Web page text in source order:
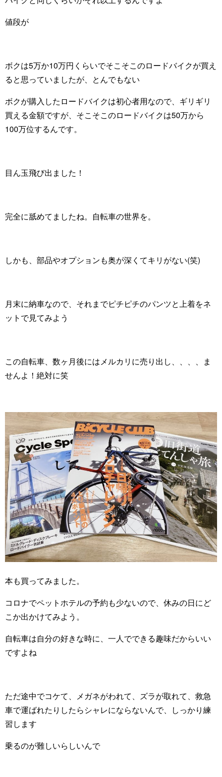
値段が
ボクは5万か10万円くらいでそこそこのロードバイクが買え
ると思っていましたが、とんでもない
ボクが購入したロードバイクは初心者用なので、ギリギリ
買える金額ですが、そこそこのロードバイクは50万から
100万位するんです。
目ん玉飛び出ました！
完全に舐めてましたね。自転車の世界を。
しかも、部品やオプションも奥が深くてキリがない(笑)
月末に納車なので、それまでピチピチのパンツと上着をネ
ットで見てみよう
この自転車、数ヶ月後にはメルカリに売り出し、、、、ま
せんよ！絶対に笑
本も買ってみました。
コロナでペットホテルの予約も少ないので、休みの日にど
こか出かけてみよう。
自転車は自分の好きな時に、一人でできる趣味だからいい
ですよね
ただ途中でコケて、メガネがわれて、ズラが取れて、救急
車で運ばれたりしたらシャレにならないんで、しっかり練
習します
乗るのが難しいらしいんで